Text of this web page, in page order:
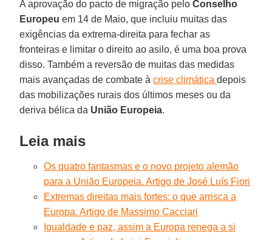
A aprovação do pacto de migração peloConselho
Europeu em 14 de Maio, que incluiu muitas das
exigências da extrema-direita para fechar as
fronteiras e limitar o direito ao asilo, é uma boa prova
disso. Também a reversão de muitas das medidas
mais avançadas de combate àcrise climáticadepois
das mobilizações rurais dos últimos meses ou da
deriva bélica da União Europeia.
Leia mais
Os quatro fantasmas e o novo projeto alemão
para a União Europeia. Artigo de José Luís Fiori
Extremas direitas mais fortes: o que arrisca a
Europa. Artigo de Massimo Cacciari
Igualdade e paz, assim a Europa renega a si